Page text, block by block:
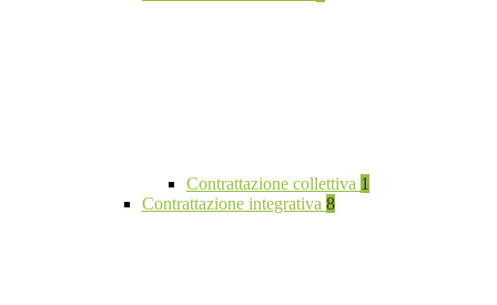
Contrattazione collettiva 1
Contrattazione integrativa 8